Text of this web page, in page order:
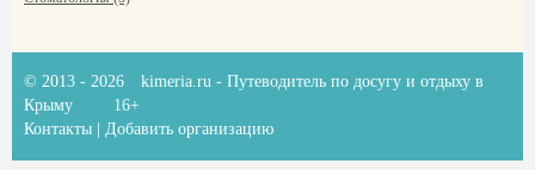
© 2013 - 2026 kimeria.ru - Путеводитель по досугу и отдыху в
Крыму
16+
Контакты
Добавить организацию